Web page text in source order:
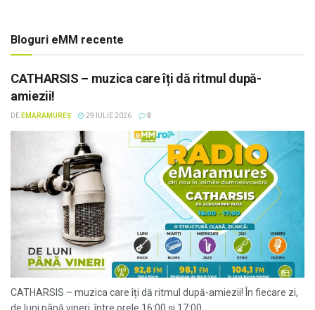
Bloguri eMM recente
CATHARSIS – muzica care îți dă ritmul după-
amiezii!
DE EMARAMUREȘ 29 IULIE 2026 0
CATHARSIS – muzica care îți dă ritmul după-amiezii! În fiecare zi,
de luni până vineri, între orele 16:00 și 17:00,...